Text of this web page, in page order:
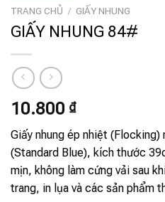
TRANG CHỦ / GIẤY NHUNG
GIẤY NHUNG 84#
10.800 ₫
Giấy nhung ép nhiệt (Flocking)
(Standard Blue), kích thước
mịn, không làm cứng vải sau
trang, in lụa và các sản phẩm